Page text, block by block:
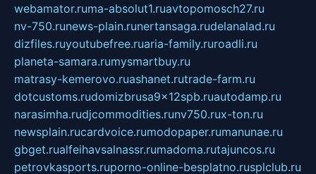
webamator.ruma-absolut1.ruavtopomosch27.ru
nv-750.runews-plain.runertansaga.rudelanalad.ru
dizfiles.ruyoutubefree.ruaria-family.ruroadli.ru
planeta-samara.rumysmartbuy.ru
matrasy-kemerovo.ruashanet.rutrade-farm.ru
dotcustoms.rudomizbrusa9x12spb.ruautodamp.ru
narasimha.rudjcommodities.runv750.rux-ton.ru
newsplain.rucardvoice.rumodopaper.rumanunae.ru
gbget.rualfeihavsalnassr.rumadoma.rutajuncos.ru
petrovkasports.ruporno-online-besplatno.rusplclub.ru